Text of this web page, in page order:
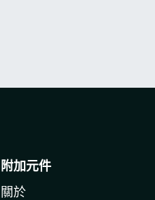
附加元件
關於